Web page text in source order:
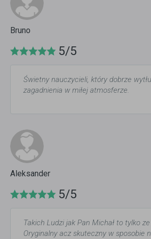
Bruno
5/5
Świetny nauczycieli, który dobrze
zagadnienia w miłej atmosferze.
Aleksander
5/5
Takich Ludzi jak Pan Michał to tylko
Oryginalny acz skuteczny w sposobie